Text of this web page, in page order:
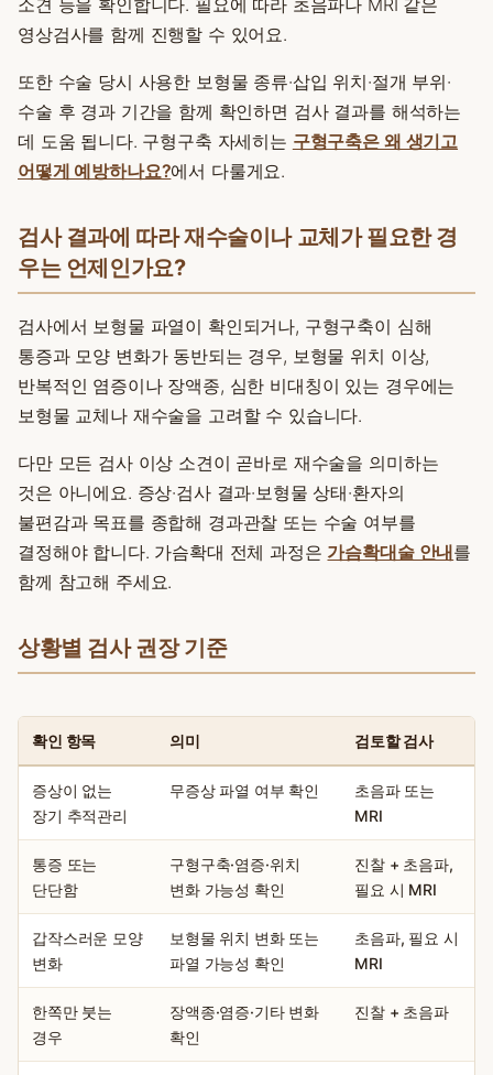
소견 등을 확인합니다. 필요에 따라 초음파나 MRI 같은
영상검사를 함께 진행할 수 있어요.
또한 수술 당시 사용한 보형물 종류·삽입 위치·절개 부위·
수술 후 경과 기간을 함께 확인하면 검사 결과를 해석하는
데 도움 됩니다. 구형구축 자세히는 구형구축은 왜 생기고
어떻게 예방하나요?에서 다룰게요.
검사 결과에 따라 재수술이나 교체가 필요한 경
우는 언제인가요?
검사에서 보형물 파열이 확인되거나, 구형구축이 심해
통증과 모양 변화가 동반되는 경우, 보형물 위치 이상,
반복적인 염증이나 장액종, 심한 비대칭이 있는 경우에는
보형물 교체나 재수술을 고려할 수 있습니다.
다만 모든 검사 이상 소견이 곧바로 재수술을 의미하는
것은 아니에요. 증상·검사 결과·보형물 상태·환자의
불편감과 목표를 종합해 경과관찰 또는 수술 여부를
결정해야 합니다. 가슴확대 전체 과정은 가슴확대술 안내를
함께 참고해 주세요.
상황별 검사 권장 기준
확인 항목 의미 검토할 검사
증상이 없는
장기 추적관리
무증상 파열 여부 확인
초음파 또는
MRI
통증 또는
단단함
구형구축·염증·위치
변화 가능성 확인
진찰 + 초음파,
필요 시 MRI
갑작스러운 모양
변화
보형물 위치 변화 또는
파열 가능성 확인
초음파, 필요 시
MRI
한쪽만 붓는
경우
장액종·염증·기타 변화
확인
진찰 + 초음파